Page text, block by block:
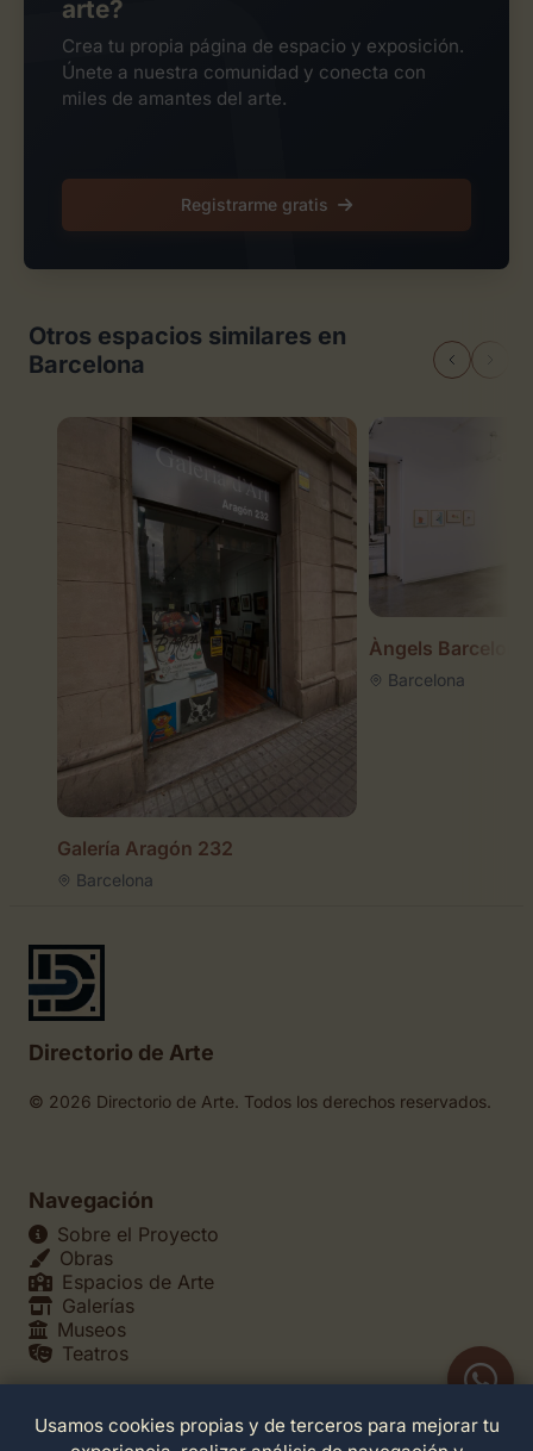
arte?
Crea tu propia página de espacio y exposición.
Únete a nuestra comunidad y conecta con
miles de amantes del arte.
Registrarme gratis
Otros espacios similares en
Barcelona
Galería Aragón 232
Barcelona
Àngels Barcelona
Barcelona
Directorio de Arte
© 2026 Directorio de Arte. Todos los derechos reservados.
Navegación
Sobre el Proyecto
Obras
Espacios de Arte
Galerías
Museos
Teatros
Legales
Usamos cookies propias y de terceros para mejorar tu